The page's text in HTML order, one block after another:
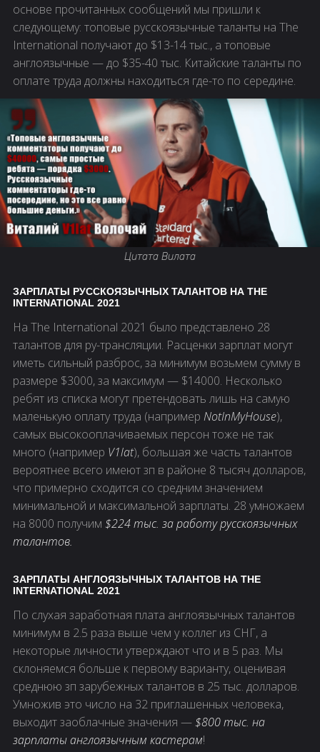
основе прочитанных сообщений мы пришли к
следующему: топовые русскоязычные таланты на The
International получают до $13-14 тыс., а топовые
англоязычные — до $35-40 тыс. Китайские таланты по
оплате труда должны находиться где-то по середине.
Цитата Вилата
ЗАРПЛАТЫ РУССКОЯЗЫЧНЫХ ТАЛАНТОВ НА THE
INTERNATIONAL 2021
На The International 2021 было представлено 28
талантов для ру-трансляции. Расценки зарплат могут
иметь сильный разброс, за минимум возьмем сумму в
размере $3000, за максимум — $14000. Несколько
ребят из списка могут претендовать лишь на самую
маленькую оплату труда (например NotInMyHouse),
самых высокооплачиваемых персон тоже не так
много (например V1lat), большая же часть талантов
вероятнее всего имеют зп в районе 8 тысяч долларов,
что примерно сходится со средним значением
минимальной и максимальной зарплаты. 28 умножаем
на 8000 получим $224 тыс. за работу русскоязычных
талантов.
ЗАРПЛАТЫ АНГЛОЯЗЫЧНЫХ ТАЛАНТОВ НА THE
INTERNATIONAL 2021
По слухая заработная плата англоязычных талантов
минимум в 2.5 раза выше чем у коллег из СНГ, а
некоторые личности утверждают что и в 5 раз. Мы
склоняемся больше к первому варианту, оценивая
среднюю зп зарубежных талантов в 25 тыс. долларов.
Умножив это число на 32 приглашенных человека,
выходит заоблачные значения —$800 тыс. на
зарплаты англоязычным кастерам!